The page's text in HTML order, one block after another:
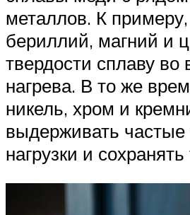
металлов. К
бериллий, магний и
твердости сплаву во
нагрева. В то же
никель, хром и
выдерживать
нагрузки и